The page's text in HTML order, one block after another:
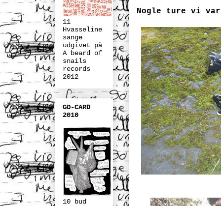
Nogle ture vi var
11
Hvasseline
sange
udgivet på
A beard of
snails
records
2012
GO-CARD
2010
10 bud